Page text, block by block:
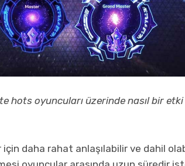
hots oyuncuları üzerinde nasıl bir etki
için daha rahat anlaşılabilir ve dahil